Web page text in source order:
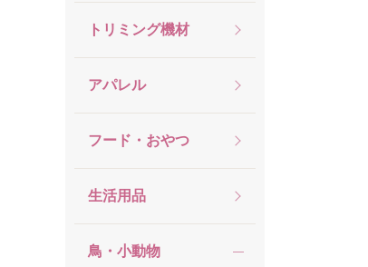
トリミング機材
アパレル
フード・おやつ
生活用品
鳥・小動物